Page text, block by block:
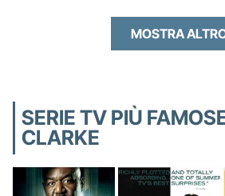
MOSTRA
SERIE TV PIÙ
CLARKE